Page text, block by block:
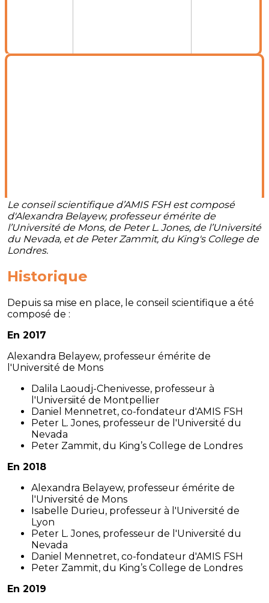
Le conseil scientifique d’AMIS FSH est composé
d'Alexandra Belayew, professeur émérite de
l’Université de Mons, de Peter L. Jones, de l’Université
du Nevada, et de Peter Zammit, du King's College de
Londres.
Historique
Depuis sa mise en place, le conseil scientifique a été
composé de :
En 2017
Alexandra Belayew, professeur émérite de
l'Université de Mons
Dalila Laoudj-Chenivesse, professeur à
l'Universiité de Montpellier
Daniel Mennetret, co-fondateur d'AMIS FSH
Peter L. Jones, professeur de l'Université du
Nevada
Peter Zammit, du King’s College de Londres
En 2018
Alexandra Belayew, professeur émérite de
l'Université de Mons
Isabelle Durieu, professeur à l'Université de
Lyon
Peter L. Jones, professeur de l'Université du
Nevada
Daniel Mennetret, co-fondateur d'AMIS FSH
Peter Zammit, du King’s College de Londres
En 2019